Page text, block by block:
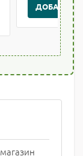
ДОБАВИТЬ